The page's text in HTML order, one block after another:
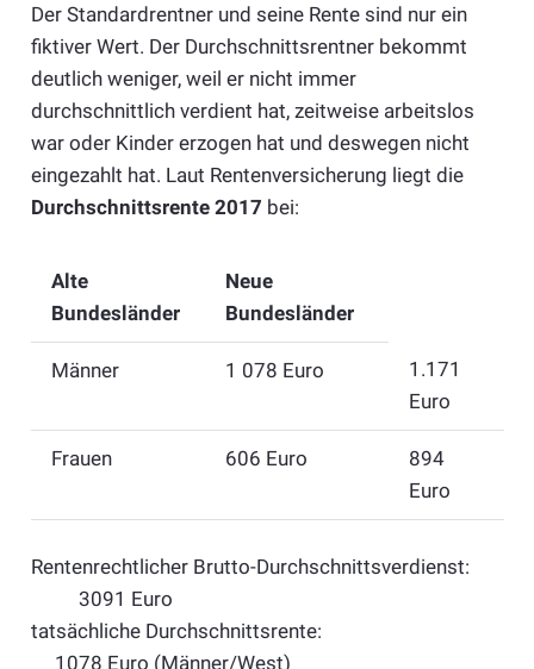
Der Standardrentner und seine Rente sind nur ein
fiktiver Wert. Der Durchschnittsrentner bekommt
deutlich weniger, weil er nicht immer
durchschnittlich verdient hat, zeitweise arbeitslos
war oder Kinder erzogen hat und deswegen nicht
eingezahlt hat. Laut Rentenversicherung liegt die
Durchschnittsrente 2017 bei:
Alte
Bundesländer
Neue
Bundesländer
Männer 1 078 Euro
1.171
Euro
Frauen 606 Euro
894
Euro
Rentenrechtlicher Brutto-Durchschnittsverdienst:
3091 Euro
tatsächliche Durchschnittsrente:
1078 Euro (Männer/West)